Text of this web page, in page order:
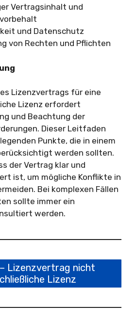
Vertragsinhalt und
und Datenschutz
von Rechten und Pflichten
Lizenzvertrags für eine
Lizenz erfordert
und Beachtung der
Dieser Leitfaden
Punkte, die in einem
werden sollten.
der Vertrag klar und
ist, um mögliche Konflikte in
Bei komplexen Fällen
sollte immer ein
werden.
– Lizenzvertrag nicht
Lizenz